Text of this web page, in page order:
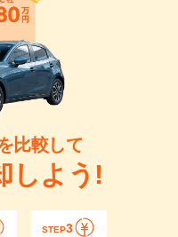
比較して
しよう!
STEP3